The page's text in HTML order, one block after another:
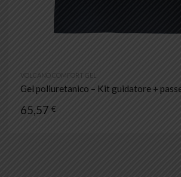
VOLCANO COMFORT GEL
Gel poliuretanico – Kit guidatore +
65,57 €